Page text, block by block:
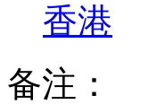
香港
备注：